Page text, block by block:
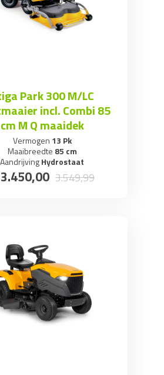
Park 300 M/LC
incl. Combi 85
cm M Q maaidek
Vermogen 13 Pk
Maaibreedte 85 cm
AandrijvingHydrostaat
3.450,00 3.549,99